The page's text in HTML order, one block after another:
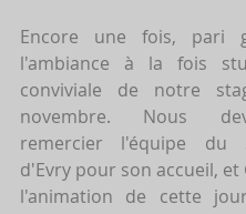
Encore une fois, pari
l'ambiance à la fois
conviviale de notre
novembre. Nous
remercier l'équipe du
d'Evry pour son accueil, et
l'animation de cette